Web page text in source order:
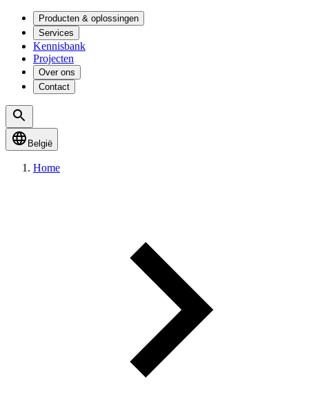
Producten & oplossingen
Services
Kennisbank
Projecten
Over ons
Contact
België
Home